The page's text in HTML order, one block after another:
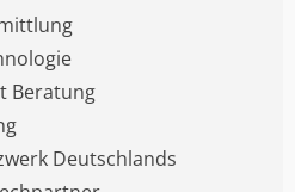
Beratung
Deutschlands